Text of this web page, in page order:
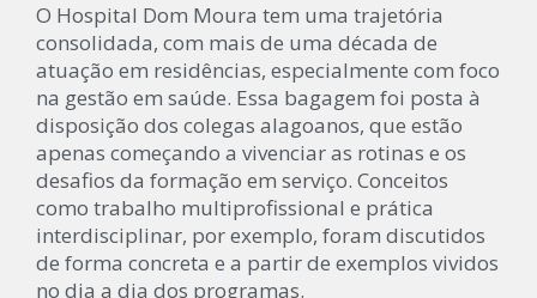
O Hospital Dom Moura tem uma trajetória
consolidada, com mais de uma década de
atuação em residências, especialmente com foco
na gestão em saúde. Essa bagagem foi posta à
disposição dos colegas alagoanos, que estão
apenas começando a vivenciar as rotinas e os
desafios da formação em serviço. Conceitos
como trabalho multiprofissional e prática
interdisciplinar, por exemplo, foram discutidos
de forma concreta e a partir de exemplos vividos
no dia a dia dos programas.